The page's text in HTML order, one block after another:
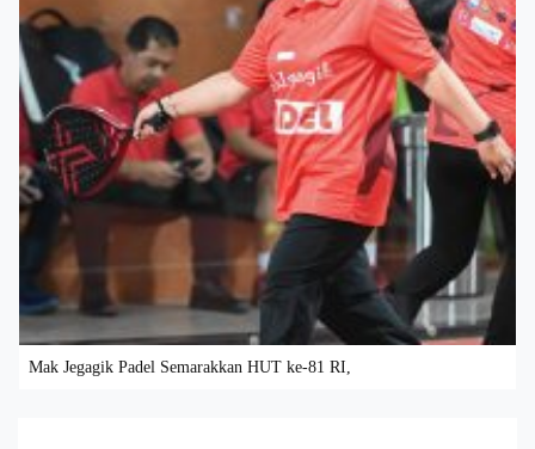
Mak Jegagik Padel Semarakkan HUT ke-81 RI,